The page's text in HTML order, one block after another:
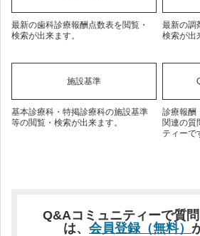
最新の歯科診療報酬点数表を閲覧・
検索が出来ます。
最新の調
検索が出
施設基準
基本診療科・特掲診療科の施設基準
等の閲覧・検索が出来ます。
診療報酬
関連の質
ティーで
Q&Aコミュニティーで質
は、 会員登録（無料）